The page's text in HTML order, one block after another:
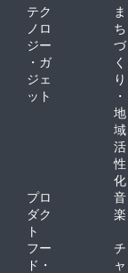
テク
ノロ
ジー
・ガ
ジェ
ット
ま
ち
づ
く
り
・
地
域
活
性
化
プロ
ダク
ト
音
楽
フー
ド・
チ
ャ